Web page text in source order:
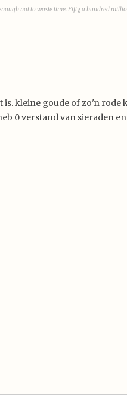
not to waste time. Fifty, a hundred
kleine goude of zo'n rode
0 verstand van sieraden